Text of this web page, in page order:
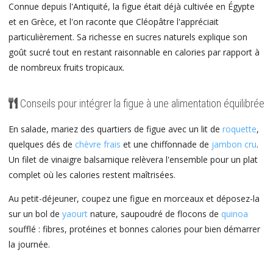
Connue depuis l'Antiquité, la figue était déjà cultivée en Égypte
et en Grèce, et l'on raconte que Cléopâtre l'appréciait
particulièrement. Sa richesse en sucres naturels explique son
goût sucré tout en restant raisonnable en calories par rapport à
de nombreux fruits tropicaux.
Conseils pour intégrer la figue à une alimentation équilibrée
En salade, mariez des quartiers de figue avec un lit de roquette,
quelques dés de chèvre frais et une chiffonnade de jambon cru.
Un filet de vinaigre balsamique relèvera l'ensemble pour un plat
complet où les calories restent maîtrisées.
Au petit-déjeuner, coupez une figue en morceaux et déposez-la
sur un bol de yaourt nature, saupoudré de flocons de quinoa
soufflé : fibres, protéines et bonnes calories pour bien démarrer
la journée.